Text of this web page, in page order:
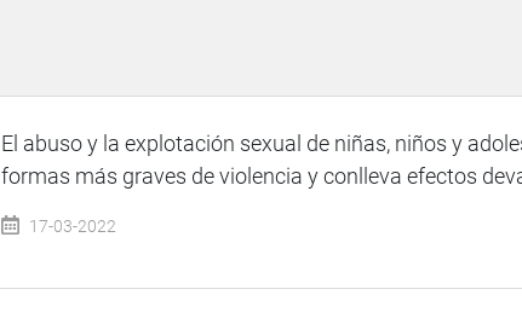
El abuso y la explotación sexual de niñas, niños y
formas más graves de violencia y conlleva efectos
17-03-2022